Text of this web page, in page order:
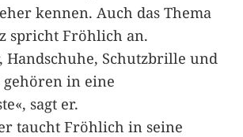
kennen. Auch das Thema
spricht Fröhlich an.
Handschuhe, Schutzbrille und
gehören in eine
sagt er.
taucht Fröhlich in seine